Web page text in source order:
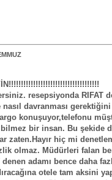
resepsiyonda RIFAT
davranması gerektiğini
konuşuyor,telefonu
bir insan. Bu şekide
zaten.Hayır hiç mi
olmaz. Müdürleri falan
adamı bence daha
otele tam aksini